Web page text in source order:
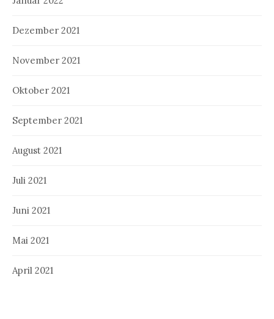
Dezember 2021
November 2021
Oktober 2021
September 2021
August 2021
Juli 2021
Juni 2021
Mai 2021
April 2021